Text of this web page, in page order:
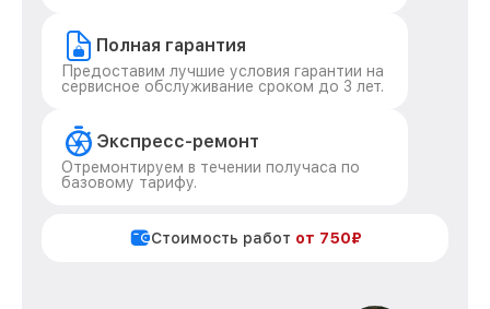
Полная гарантия
Предоставим лучшие условия гарантии на
сервисное обслуживание сроком до 3 лет.
Экспресс-ремонт
Отремонтируем в течении получаса по
базовому тарифу.
Стоимость работ от 750₽